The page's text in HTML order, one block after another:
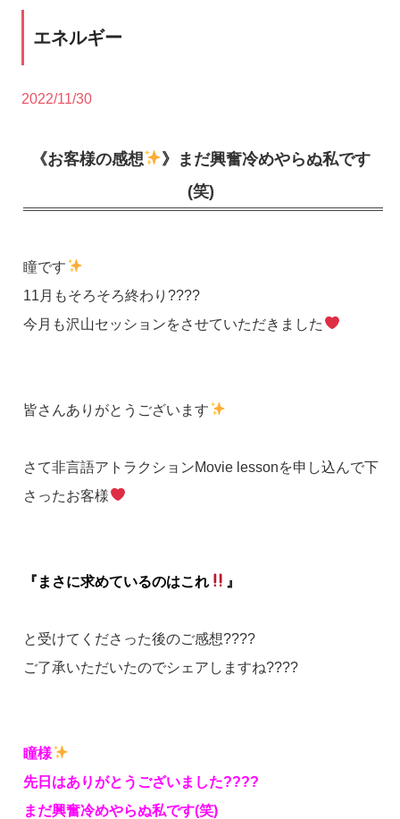
エネルギー
2022/11/30
《お客様の感想
》まだ興奮冷めやらぬ私です
(笑)
瞳です
11月もそろそろ終わり????
今月も沢山セッションをさせていただきました
皆さんありがとうございます
さて非言語アトラクションMovie lessonを申し込んで下
さったお客様
『まさに求めているのはこれ 』
と受けてくださった後のご感想????
ご了承いただいたのでシェアしますね????
瞳様
先日はありがとうございました????
まだ興奮冷めやらぬ私です(笑)